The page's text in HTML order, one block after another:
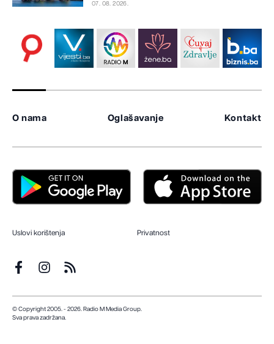
07. 08. 2026.
O nama Oglašavanje Kontakt
Uslovi korištenja Privatnost
© Copyright 2005. - 2026. Radio M Media Group.
Sva prava zadržana.